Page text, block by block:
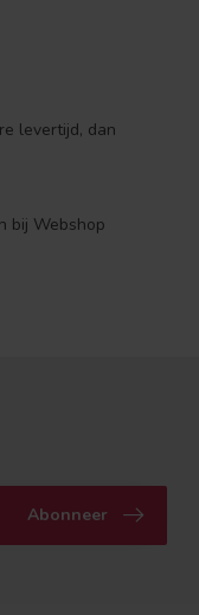
levertijd, dan
bij Webshop
Abonneer